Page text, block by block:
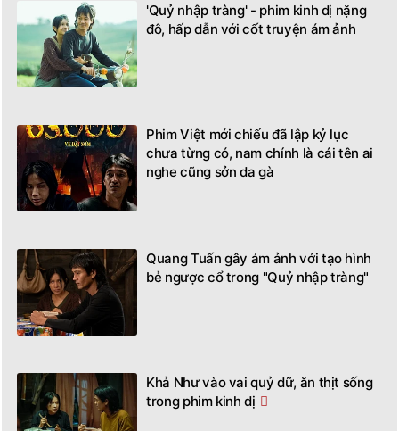
'Quỷ nhập tràng' - phim kinh dị nặng
đô, hấp dẫn với cốt truyện ám ảnh
Phim Việt mới chiếu đã lập kỷ lục
chưa từng có, nam chính là cái tên ai
nghe cũng sởn da gà
Quang Tuấn gây ám ảnh với tạo hình
bẻ ngược cổ trong "Quỷ nhập tràng"
Khả Như vào vai quỷ dữ, ăn thịt sống
trong phim kinh dị